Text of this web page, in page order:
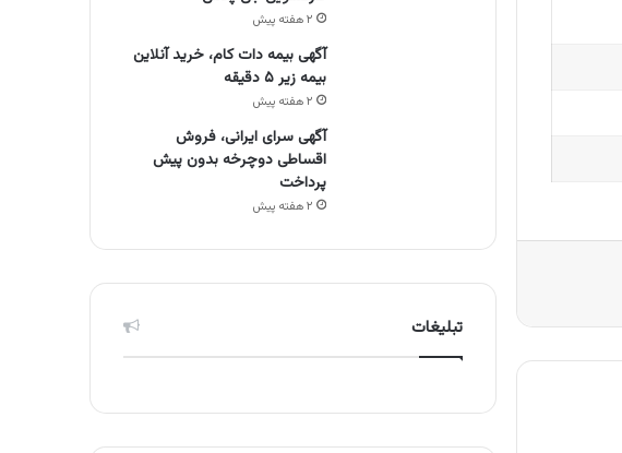
۲ هفته پیش
آگهی بیمه دات کام، خرید آنلاین
بیمه زیر ۵ دقیقه
۲ هفته پیش
آگهی سرای ایرانی، فروش
اقساطی دوچرخه بدون پیش
پرداخت
۲ هفته پیش
تبلیغات